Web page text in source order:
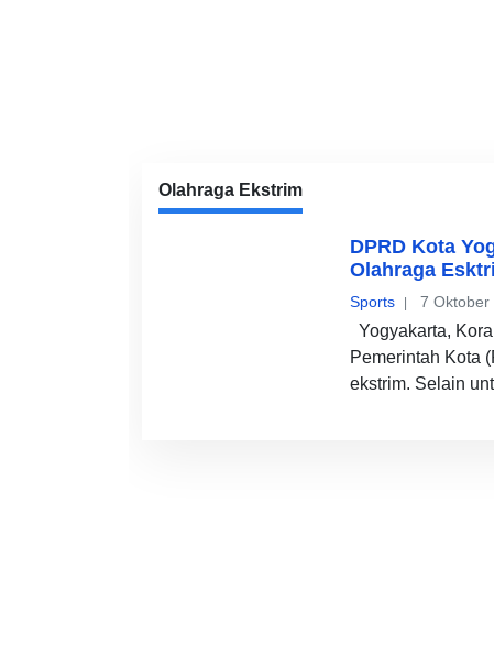
Olahraga Ekstrim
DPRD Kota
Olahraga
Sports 7 Oktober
Yogyakarta,
Pemerintah Kota
ekstrim. Selain